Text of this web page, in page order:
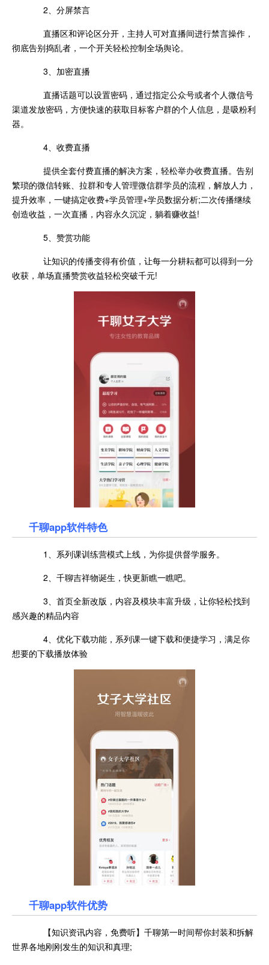
2、分屏禁言
直播区和评论区分开，主持人可对直播间进行禁言操作，
彻底告别捣乱者，一个开关轻松控制全场舆论。
3、加密直播
直播话题可以设置密码，通过指定公众号或者个人微信号
渠道发放密码，方便快速的获取目标客户群的个人信息，是吸粉利
器。
4、收费直播
提供全套付费直播的解决方案，轻松举办收费直播。告别
繁琐的微信转账、拉群和专人管理微信群学员的流程，解放人力，
提升效率，一键搞定收费+学员管理+学员数据分析;二次传播继续
创造收益，一次直播，内容永久沉淀，躺着赚收益!
5、赞赏功能
让知识的传播变得有价值，让每一分耕耘都可以得到一分
收获，单场直播赞赏收益轻松突破千元!
千聊app软件特色
1、系列课训练营模式上线，为你提供督学服务。
2、千聊吉祥物诞生，快更新瞧一瞧吧。
3、首页全新改版，内容及模块丰富升级，让你轻松找到
感兴趣的精品内容
4、优化下载功能，系列课一键下载和便捷学习，满足你
想要的下载播放体验
千聊app软件优势
【知识资讯内容，免费听】千聊第一时间帮你封装和拆解
世界各地刚刚发生的知识和真理;